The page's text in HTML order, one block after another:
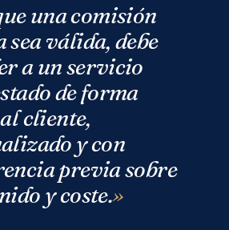
una comisión
sea válida, debe
a un servicio
de forma
cliente,
y con
previa sobre
y coste.